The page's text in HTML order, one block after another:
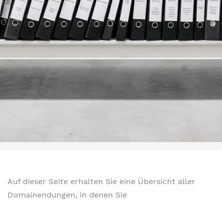
Auf dieser Seite erhalten Sie eine Übersicht aller
Domainendungen, in denen Sie